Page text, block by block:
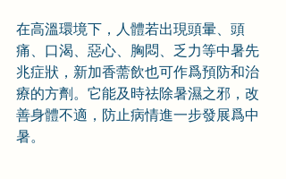
在高溫環境下，人體若出現頭暈、頭
痛、口渴、惡心、胸悶、乏力等中暑先
兆症狀，新加香薷飲也可作爲預防和治
療的方劑。它能及時祛除暑濕之邪，改
善身體不適，防止病情進一步發展爲中
暑。